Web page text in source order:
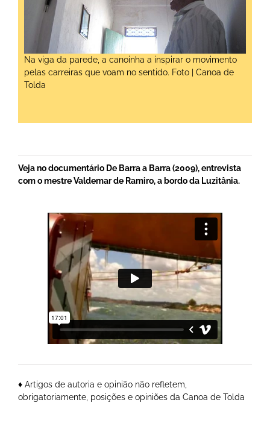
Na viga da parede, a canoinha a inspirar o movimento
pelas carreiras que voam no sentido. Foto | Canoa de
Tolda
Veja no documentário De Barra a Barra (2009), entrevista
com o mestre Valdemar de Ramiro, a bordo da Luzitânia.
♦ Artigos de autoria e opinião não refletem,
obrigatoriamente, posições e opiniões da Canoa de Tolda